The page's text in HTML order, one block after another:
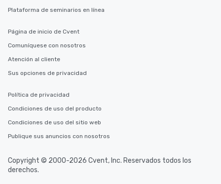
Plataforma de seminarios en línea
Página de inicio de Cvent
Comuníquese con nosotros
Atención al cliente
Sus opciones de privacidad
Política de privacidad
Condiciones de uso del producto
Condiciones de uso del sitio web
Publique sus anuncios con nosotros
Copyright © 2000-2026 Cvent, Inc. Reservados todos los
derechos.